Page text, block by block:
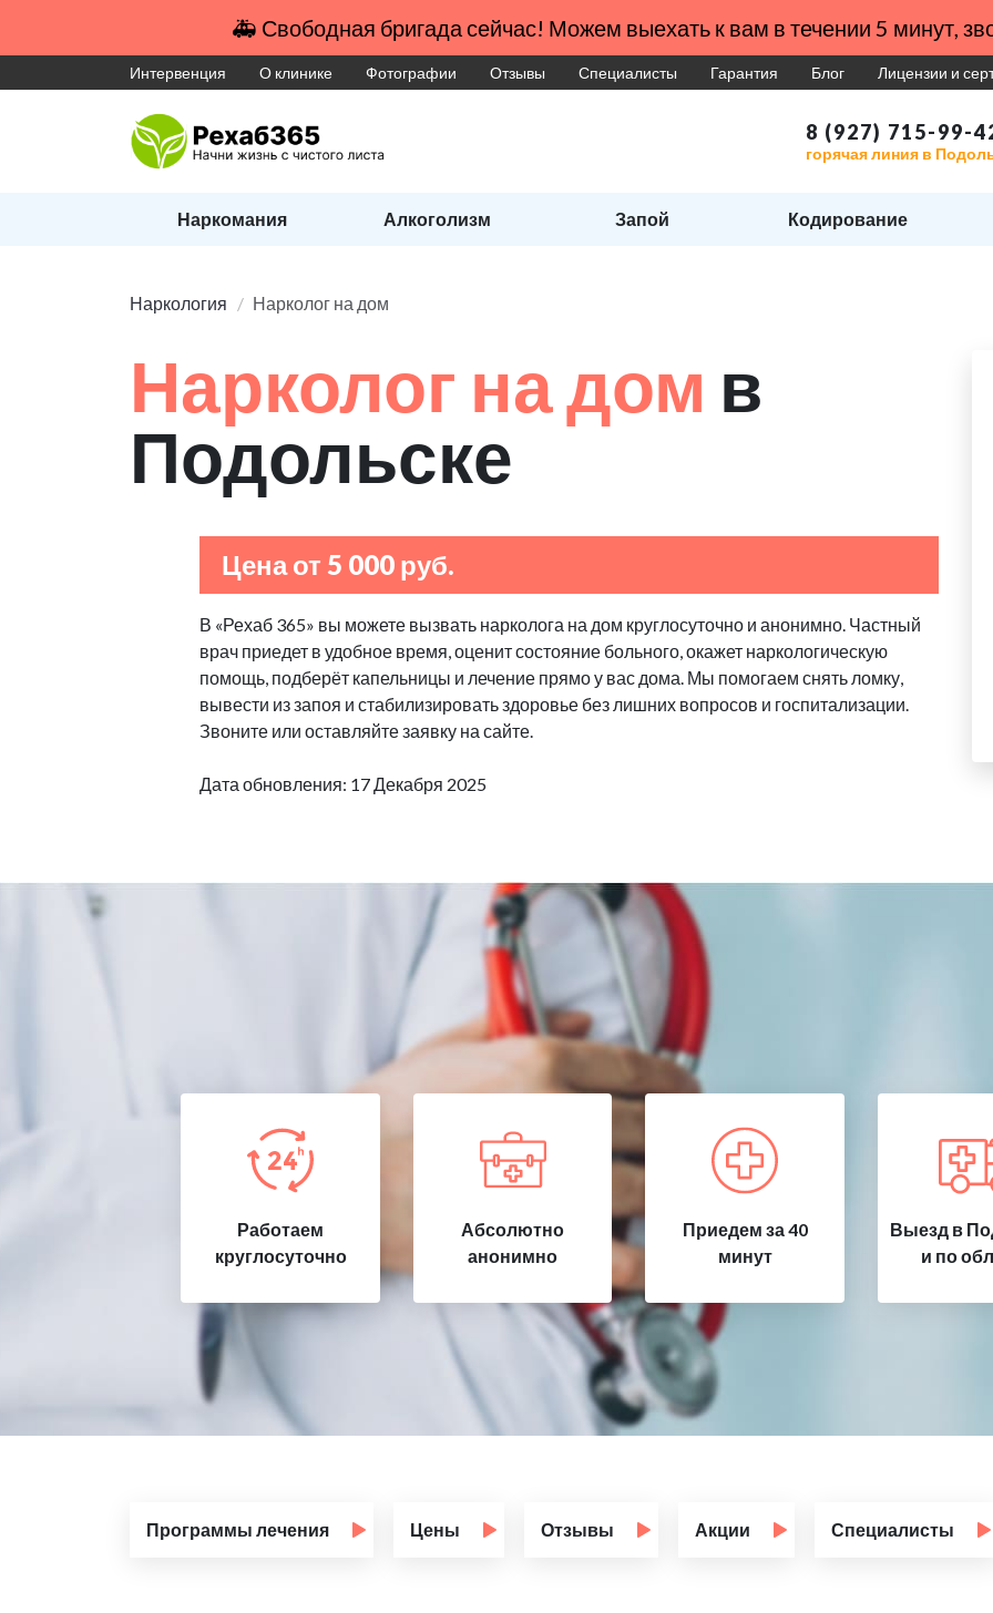
🚑 Свободная бригада сейчас! Можем выехать к вам в течении 5 минут,
Интервенция О клинике Фотографии Отзывы Специалисты Гарантия Блог Лицензии и
8 (927) 715-99-
горячая линия в
Наркомания Алкоголизм Запой Кодирование
Наркология Нарколог на дом
Нарколог на дом в
Подольске
Цена от 5 000 руб.
В «Рехаб 365» вы можете вызвать нарколога на дом круглосуточно и анонимно. Частный
врач приедет в удобное время, оценит состояние больного, окажет наркологическую
помощь, подберёт капельницы и лечение прямо у вас дома. Мы помогаем снять ломку,
вывести из запоя и стабилизировать здоровье без лишних вопросов и госпитализации.
Звоните или оставляйте заявку на сайте.
Дата обновления: 17 Декабря 2025
Работаем
круглосуточно
Абсолютно
анонимно
Приедем за 40
минут
Выезд в
и по
Программы лечения Цены Отзывы Акции Специалисты